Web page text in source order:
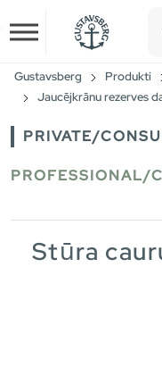
Skip to main content
Gustavsberg Produkti
Jaucējkrānu rezerves
PRIVATE/
PROFESSIONAL/
Stūra